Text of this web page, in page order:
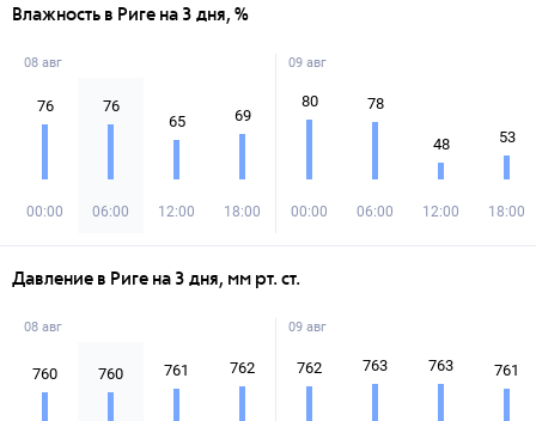
Влажность в Риге на 3 дня, %
08 авг
76
00:00
76
06:00
65
12:00
69
18:00
09 авг
80
00:00
78
06:00
48
12:00
53
18:00
Давление в Риге на 3 дня, мм рт. ст.
08 авг
760 760 761 762
09 авг
762 763 763 761